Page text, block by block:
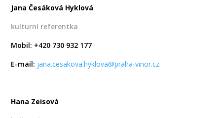
Jana Česáková Hyklová
kulturní referentka
Mobil: +420 730 932 177
E-mail: jana.cesakova.hyklova@praha-vinor.cz
Hana Zeisová